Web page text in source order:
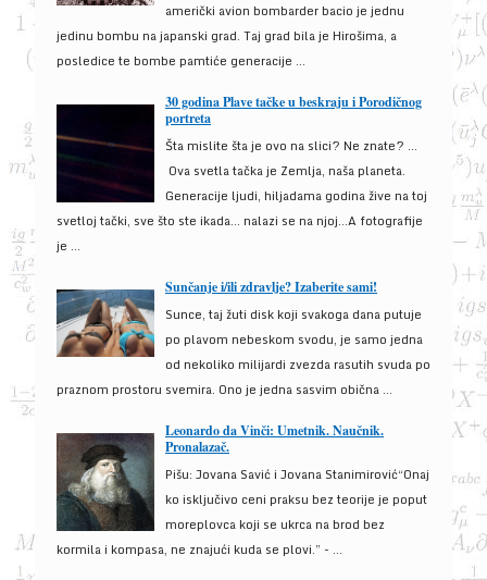
američki avion bombarder bacio je jednu
jedinu bombu na japanski grad. Taj grad bila je Hirošima, a
posledice te bombe pamtiće generacije ...
30 godina Plave tačke u beskraju i Porodičnog
portreta
Šta mislite šta je ovo na slici? Ne znate? …
Ova svetla tačka je Zemlja, naša planeta.
Generacije ljudi, hiljadama godina žive na toj
svetloj tački, sve što ste ikada… nalazi se na njoj…A fotografije
je ...
Sunčanje i/ili zdravlje? Izaberite sami!
Sunce, taj žuti disk koji svakoga dana putuje
po plavom nebeskom svodu, je samo jedna
od nekoliko milijardi zvezda rasutih svuda po
praznom prostoru svemira. Ono je jedna sasvim obična ...
Leonardo da Vinči: Umetnik. Naučnik.
Pronalazač.
Pišu: Jovana Savić i Jovana Stanimirović“Onaj
ko isključivo ceni praksu bez teorije je poput
moreplovca koji se ukrca na brod bez
kormila i kompasa, ne znajući kuda se plovi.” - ...